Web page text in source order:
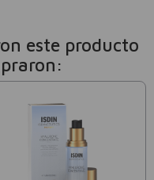
este producto